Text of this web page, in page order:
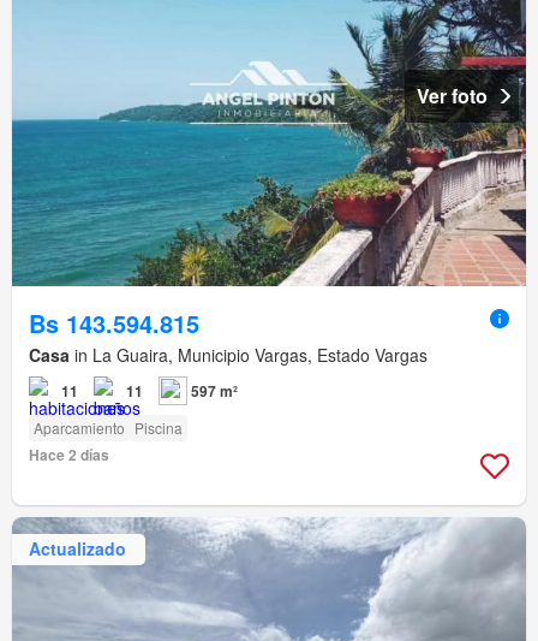
Ver foto
Bs 143.594.815
Casa in La Guaira, Municipio Vargas, Estado Vargas
11 11 597 m²
Aparcamiento Piscina
Hace 2 días
Actualizado